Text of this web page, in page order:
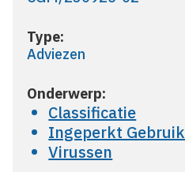
Type:
Adviezen
Onderwerp:
Classificatie
Ingeperkt Gebruik
Virussen